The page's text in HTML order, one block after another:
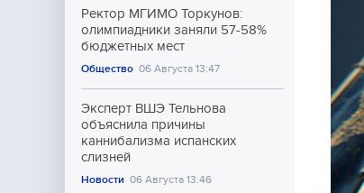
Ректор МГИМО Торкунов:
олимпиадники заняли 57-58%
бюджетных мест
Общество 06 Августа 13:47
Эксперт ВШЭ Тельнова
объяснила причины
каннибализма испанских
слизней
Новости 06 Августа 13:46